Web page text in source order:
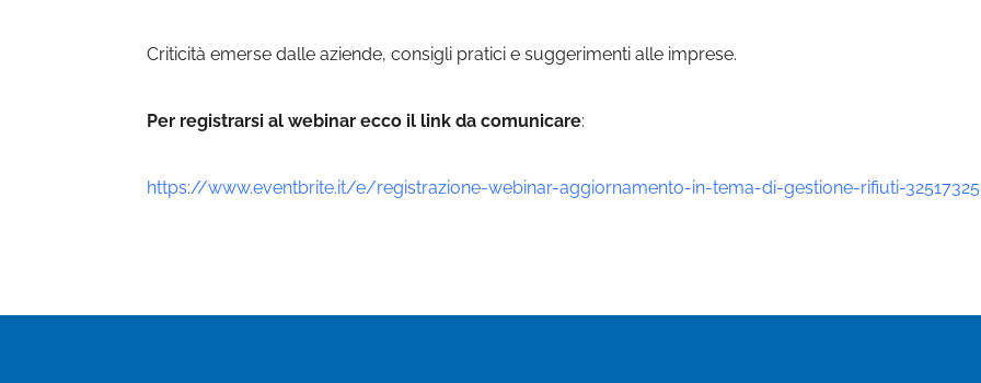
Criticità emerse dalle aziende, consigli pratici e suggerimenti alle imprese.
Per registrarsi al webinar ecco il link da comunicare:
https://www.eventbrite.it/e/registrazione-webinar-aggiornamento-in-tema-di-gestione-rifiuti-